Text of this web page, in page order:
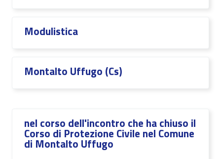
Modulistica
Montalto Uffugo (Cs)
nel corso dell'incontro che ha chiuso il
Corso di Protezione Civile nel Comune
di Montalto Uffugo